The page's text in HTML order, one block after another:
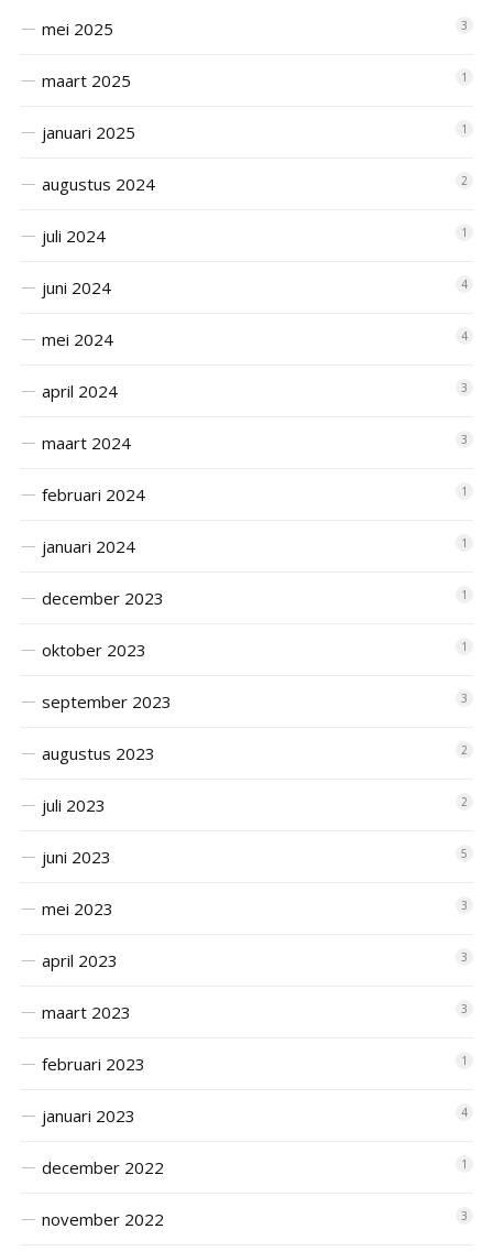
mei 2025 3
maart 2025 1
januari 2025 1
augustus 2024 2
juli 2024 1
juni 2024 4
mei 2024 4
april 2024 3
maart 2024 3
februari 2024 1
januari 2024 1
december 2023 1
oktober 2023 1
september 2023 3
augustus 2023 2
juli 2023 2
juni 2023 5
mei 2023 3
april 2023 3
maart 2023 3
februari 2023 1
januari 2023 4
december 2022 1
november 2022 3